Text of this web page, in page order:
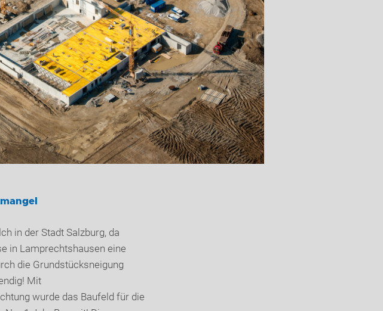
in der Stadt Salzburg, da
in Lamprechtshausen eine
die Grundstücksneigung
Mit
wurde das Baufeld für die